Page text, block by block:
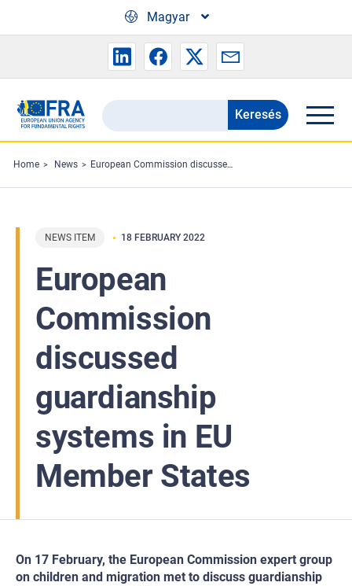
Magyar
Search
the
FRA
website
Keresés
Home News European Commission discussed guardianship systems in EU Member States
NEWS ITEM 18 FEBRUARY 2022
European
Commission
discussed
guardianship
systems in EU
Member States
On 17 February, the European Commission expert group
on children and migration met to discuss guardianship